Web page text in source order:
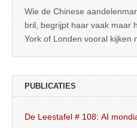
Wie de Chinese
bril, begrijpt haar vaak maar
York of Londen vooral kijken
PUBLICATIES
De Leestafel #